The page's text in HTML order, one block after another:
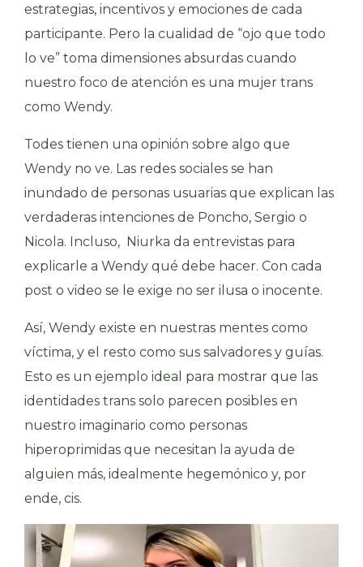
estrategias, incentivos y emociones de cada
participante. Pero la cualidad de “ojo que todo
lo ve” toma dimensiones absurdas cuando
nuestro foco de atención es una mujer trans
como Wendy.
Todes tienen una opinión sobre algo que
Wendy no ve. Las redes sociales se han
inundado de personas usuarias que explican las
verdaderas intenciones de Poncho, Sergio o
Nicola. Incluso, Niurka da entrevistas para
explicarle a Wendy qué debe hacer. Con cada
post o video se le exige no ser ilusa o inocente.
Así, Wendy existe en nuestras mentes como
víctima, y el resto como sus salvadores y guías.
Esto es un ejemplo ideal para mostrar que las
identidades trans solo parecen posibles en
nuestro imaginario como personas
hiperoprimidas que necesitan la ayuda de
alguien más, idealmente hegemónico y, por
ende, cis.